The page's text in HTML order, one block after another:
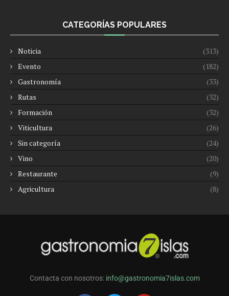
CATEGORÍAS POPULARES
Noticia
(313)
Evento
(182)
Gastronomía
(33)
Rutas
(32)
Formación
(32)
Viticultura
(26)
Sin categoría
(24)
Vino
(20)
Restaurante
(9)
Agricultura
(8)
Contacta con nosotros: info@gastronomia7islas.com